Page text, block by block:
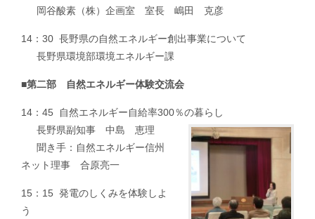
岡谷酸素（株）企画室 室長 嶋田 克彦
14：30 長野県の自然エネルギー創出事業について
長野県環境部環境エネルギー課
■第二部 自然エネルギー体験交流会
14：45 自然エネルギー自給率300％の暮らし
長野県副知事 中島 恵理
聞き手：自然エネルギー信州
ネット理事 合原亮一
15：15 発電のしくみを体験しよ
う